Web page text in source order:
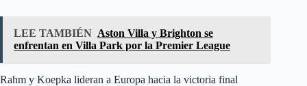
LEE TAMBIÉN Aston Villa y Brighton se
enfrentan en Villa Park por la Premier League
Rahm y Koepka lideran a Europa hacia la victoria final